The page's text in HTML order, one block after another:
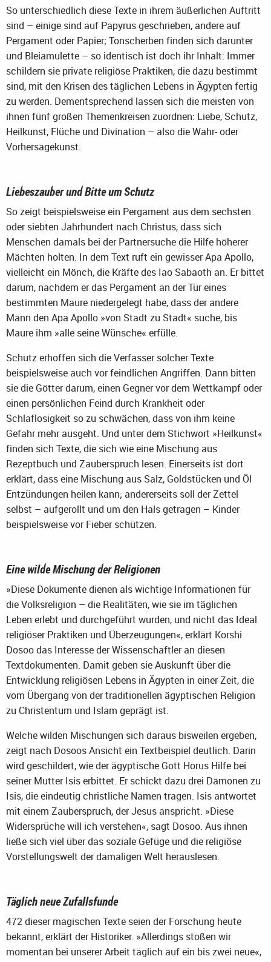
So unterschiedlich diese Texte in ihrem äußerlichen Auftritt
sind – einige sind auf Papyrus geschrieben, andere auf
Pergament oder Papier; Tonscherben finden sich darunter
und Bleiamulette – so identisch ist doch ihr Inhalt: Immer
schildern sie private religiöse Praktiken, die dazu bestimmt
sind, mit den Krisen des täglichen Lebens in Ägypten fertig
zu werden. Dementsprechend lassen sich die meisten von
ihnen fünf großen Themenkreisen zuordnen: Liebe, Schutz,
Heilkunst, Flüche und Divination – also die Wahr- oder
Vorhersagekunst.
Liebeszauber und Bitte um Schutz
So zeigt beispielsweise ein Pergament aus dem sechsten
oder siebten Jahrhundert nach Christus, dass sich
Menschen damals bei der Partnersuche die Hilfe höherer
Mächten holten. In dem Text ruft ein gewisser Apa Apollo,
vielleicht ein Mönch, die Kräfte des Iao Sabaoth an. Er bittet
darum, nachdem er das Pergament an der Tür eines
bestimmten Maure niedergelegt habe, dass der andere
Mann den Apa Apollo »von Stadt zu Stadt« suche, bis
Maure ihm »alle seine Wünsche« erfülle.
Schutz erhoffen sich die Verfasser solcher Texte
beispielsweise auch vor feindlichen Angriffen. Dann bitten
sie die Götter darum, einen Gegner vor dem Wettkampf oder
einen persönlichen Feind durch Krankheit oder
Schlaflosigkeit so zu schwächen, dass von ihm keine
Gefahr mehr ausgeht. Und unter dem Stichwort »Heilkunst«
finden sich Texte, die sich wie eine Mischung aus
Rezeptbuch und Zauberspruch lesen. Einerseits ist dort
erklärt, dass eine Mischung aus Salz, Goldstücken und Öl
Entzündungen heilen kann; andererseits soll der Zettel
selbst – aufgerollt und um den Hals getragen – Kinder
beispielsweise vor Fieber schützen.
Eine wilde Mischung der Religionen
»Diese Dokumente dienen als wichtige Informationen für
die Volksreligion – die Realitäten, wie sie im täglichen
Leben erlebt und durchgeführt wurden, und nicht das Ideal
religiöser Praktiken und Überzeugungen«, erklärt Korshi
Dosoo das Interesse der Wissenschaftler an diesen
Textdokumenten. Damit geben sie Auskunft über die
Entwicklung religiösen Lebens in Ägypten in einer Zeit, die
vom Übergang von der traditionellen ägyptischen Religion
zu Christentum und Islam geprägt ist.
Welche wilden Mischungen sich daraus bisweilen ergeben,
zeigt nach Dosoos Ansicht ein Textbeispiel deutlich. Darin
wird geschildert, wie der ägyptische Gott Horus Hilfe bei
seiner Mutter Isis erbittet. Er schickt dazu drei Dämonen zu
Isis, die eindeutig christliche Namen tragen. Isis antwortet
mit einem Zauberspruch, der Jesus anspricht. »Diese
Widersprüche will ich verstehen«, sagt Dosoo. Aus ihnen
ließe sich viel über das soziale Gefüge und die religiöse
Vorstellungswelt der damaligen Welt herauslesen.
Täglich neue Zufallsfunde
472 dieser magischen Texte seien der Forschung heute
bekannt, erklärt der Historiker. »Allerdings stoßen wir
momentan bei unserer Arbeit täglich auf ein bis zwei neue«,